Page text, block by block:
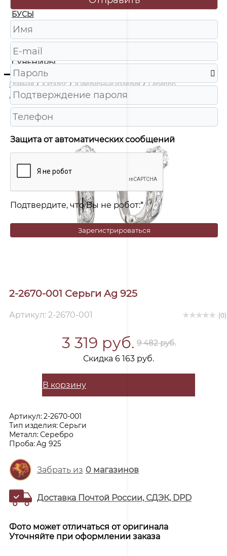
БУСЫ
ЧАСЫ
ШКАТУЛКИ
СУВЕНИРЫ
Главная / Каталог / Ювелирные изделия / Серебро
/
2-2670-001 Серьги Ag 925
2-2670-001 Серьги Ag 925
Артикул: 2-2670-001 (0)
3 319 руб. 9 482 руб.
Скидка 6 163 руб.
В корзину
Артикул:2-2670-001
Тип изделия:Серьги
Металл:Серебро
Проба:Ag 925
Забрать из 0магазинов
Доставка Почтой России, СДЭК, DPD
Фото может отличаться от оригинала
Уточняйте при оформлении заказа
Защита от автоматических сообщений
Подтвердите, что Вы не робот:*
Зарегистрироваться